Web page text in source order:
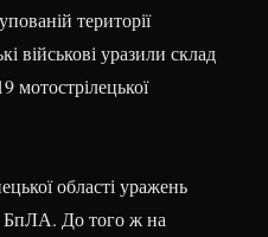
території
військові уразили склад
мотострілецької
області уражень
БпЛА. До того ж на